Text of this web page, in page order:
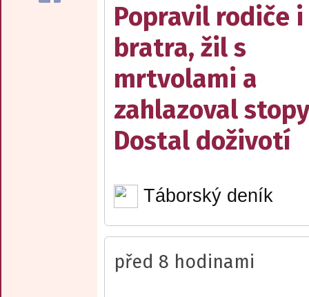
Popravil rodiče i
bratra, žil s
mrtvolami a
zahlazoval
Dostal doživotí
Táborský deník
před 8 hodinami